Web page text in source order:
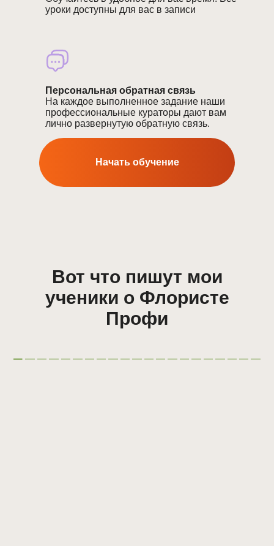
Начать обучение
Персональная обратная связь
На каждое выполненное задание наши
профессиональные кураторы дают вам
лично развернутую обратную связь.
уроки доступны для вас в записи
Вот что пишут мои
ученики о Флористе
Профи